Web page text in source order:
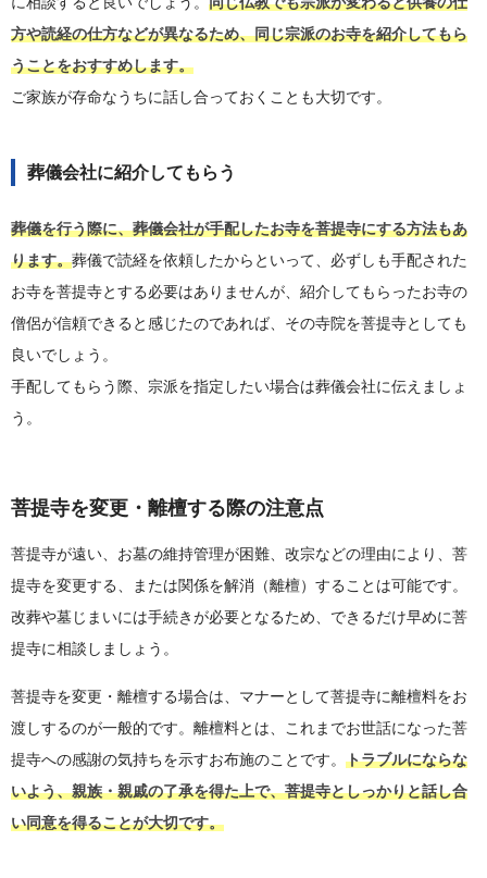
方や読経の仕方などが異なるため、同じ宗派のお寺を紹介してもら
うことをおすすめします。
ご家族が存命なうちに話し合っておくことも大切です。
葬儀会社に紹介してもらう
葬儀を行う際に、葬儀会社が手配したお寺を菩提寺にする方法もあ
ります。葬儀で読経を依頼したからといって、必ずしも手配された
お寺を菩提寺とする必要はありませんが、紹介してもらったお寺の
僧侶が信頼できると感じたのであれば、その寺院を菩提寺としても
良いでしょう。
手配してもらう際、宗派を指定したい場合は葬儀会社に伝えましょ
う。
菩提寺を変更・離檀する際の注意点
菩提寺が遠い、お墓の維持管理が困難、改宗などの理由により、菩
提寺を変更する、または関係を解消（離檀）することは可能です。
改葬や墓じまいには手続きが必要となるため、できるだけ早めに菩
提寺に相談しましょう。
菩提寺を変更・離檀する場合は、マナーとして菩提寺に離檀料をお
渡しするのが一般的です。離檀料とは、これまでお世話になった菩
提寺への感謝の気持ちを示すお布施のことです。 トラブルにならな
いよう、親族・親戚の了承を得た上で、菩提寺としっかりと話し合
い同意を得ることが大切です。